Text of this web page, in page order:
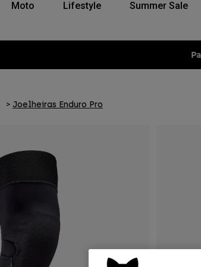
Moto Lifestyle Summer Sale
Joelheiras Enduro Pro